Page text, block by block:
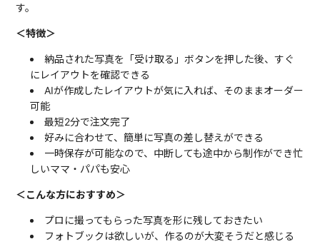
す。
＜特徴＞
納品された写真を「受け取る」ボタンを押した後、すぐ
にレイアウトを確認できる
AIが作成したレイアウトが気に入れば、そのままオーダー
可能
最短2分で注文完了
好みに合わせて、簡単に写真の差し替えができる
一時保存が可能なので、中断しても途中から制作ができ忙
しいママ・パパも安心
＜こんな方におすすめ＞
プロに撮ってもらった写真を形に残しておきたい
フォトブックは欲しいが、作るのが大変そうだと感じる